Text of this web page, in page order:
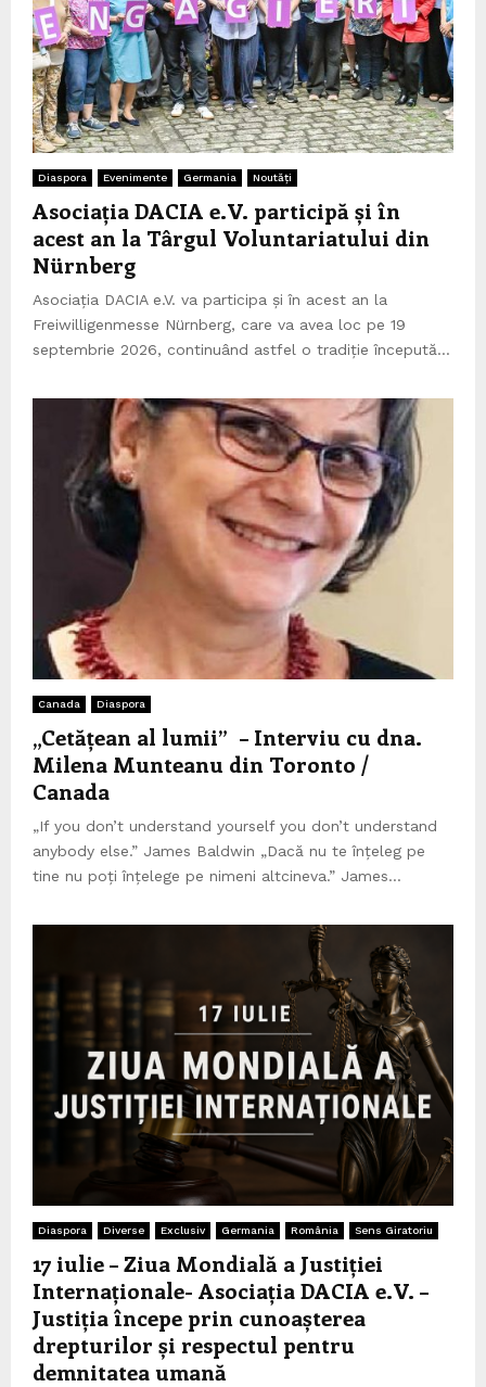
Diaspora Evenimente Germania Noutăți
Asociația DACIA e.V. participă și în
acest an la Târgul Voluntariatului din
Nürnberg
Asociația DACIA e.V. va participa și în acest an la
Freiwilligenmesse Nürnberg, care va avea loc pe 19
septembrie 2026, continuând astfel o tradiție începută...
Canada Diaspora
„Cetățean al lumii” – Interviu cu dna.
Milena Munteanu din Toronto /
Canada
„If you don’t understand yourself you don’t understand
anybody else.” James Baldwin „Dacă nu te înțeleg pe
tine nu poți înțelege pe nimeni altcineva.” James...
Diaspora Diverse Exclusiv Germania România Sens Giratoriu
17 iulie – Ziua Mondială a Justiției
Internaționale- Asociația DACIA e.V. –
Justiția începe prin cunoașterea
drepturilor și respectul pentru
demnitatea umană